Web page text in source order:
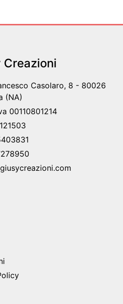
Creazioni
Casolaro, 8 - 80026
(NA)
00110801214